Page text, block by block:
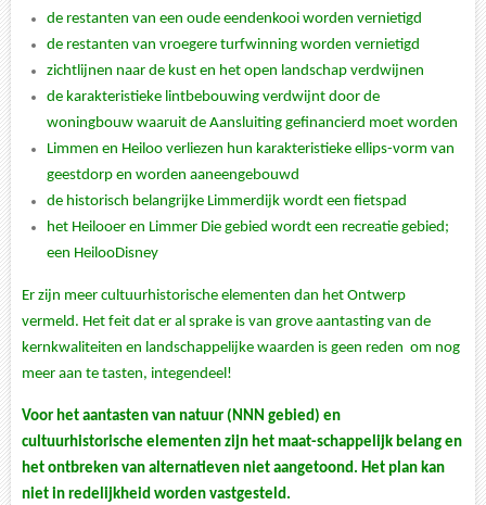
de restanten van een oude eendenkooi worden vernietigd
de restanten van vroegere turfwinning worden vernietigd
zichtlijnen naar de kust en het open landschap verdwijnen
de karakteristieke lintbebouwing verdwijnt door de
woningbouw waaruit de Aansluiting gefinancierd moet worden
Limmen en Heiloo verliezen hun karakteristieke ellips-vorm van
geestdorp en worden aaneengebouwd
de historisch belangrijke Limmerdijk wordt een fietspad
het Heilooer en Limmer Die gebied wordt een recreatie gebied;
een HeilooDisney
Er zijn meer cultuurhistorische elementen dan het Ontwerp
vermeld. Het feit dat er al sprake is van grove aantasting van de
kernkwaliteiten en landschappelijke waarden is geen reden om nog
meer aan te tasten, integendeel!
Voor het aantasten van natuur (NNN gebied) en
cultuurhistorische elementen zijn het maat-schappelijk belang en
het ontbreken van alternatieven niet aangetoond. Het plan kan
niet in redelijkheid worden vastgesteld.